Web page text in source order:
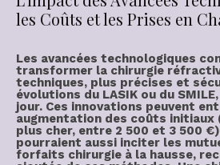
les Coûts et les Prises en
Les avancées technologiques
transformer la chirurgie
techniques, plus précises et
évolutions du LASIK ou du
jour. Ces innovations peuvent
augmentation des coûts initiaux
plus cher, entre 2 500 et 3 500 €
pourraient aussi inciter les
forfaits chirurgie à la hausse,